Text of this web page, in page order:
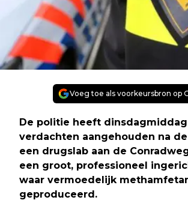
Voeg toe als voorkeursbron op
De politie heeft
verdachten aangehouden na
een drugslab aan de
een groot, professioneel
waar vermoedelijk
geproduceerd.